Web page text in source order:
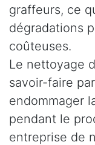
graffeurs, ce
dégradations
coûteuses.
Le nettoyage
savoir-faire
endommager
pendant le
entreprise de